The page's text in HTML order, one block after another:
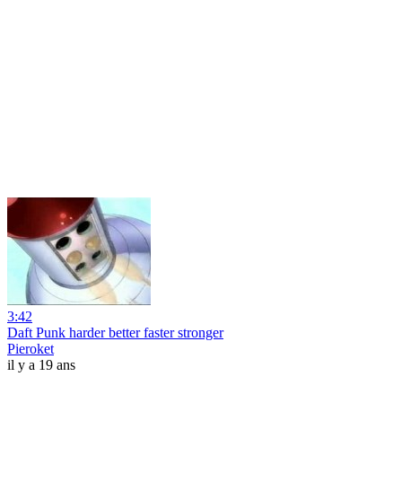
3:42
Daft Punk harder better faster stronger
Pieroket
il y a 19 ans